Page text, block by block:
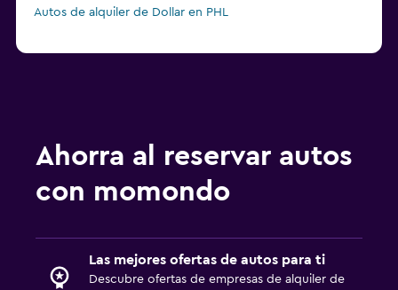
Autos de alquiler de Dollar en PHL
Ahorra al reservar autos
con momondo
Las mejores ofertas de autos para ti
Descubre ofertas de empresas de alquiler de